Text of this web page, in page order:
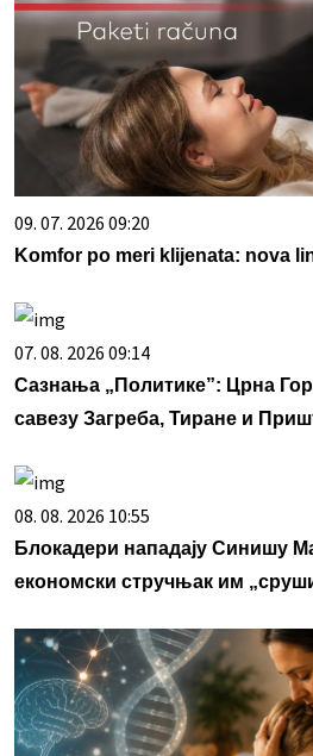
09. 07. 2026 09:20
Komfor po meri klijenata: nova
07. 08. 2026 09:14
Сазнања „Политике”: Црна
савезу Загреба, Тиране и
08. 08. 2026 10:55
Блокадери нападају Синишу
економски стручњак им